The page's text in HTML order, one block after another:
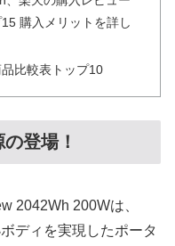
購入メリットを詳し
比較表トップ10
登場！
2042Wh 200Wは、
ディを実現したポータ